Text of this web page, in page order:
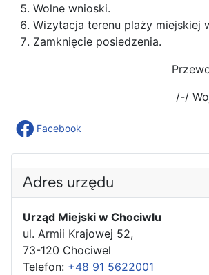
Wolne wnioski.
Wizytacja terenu plaży miejskiej
Zamknięcie posiedzenia.
/-/
Facebook
Adres urzędu
Urząd Miejski w Chociwlu
ul. Armii Krajowej 52,
73-120 Chociwel
Telefon: +48 91 5622001